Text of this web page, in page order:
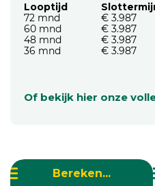
Looptijd
72 mnd
60 mnd
48 mnd
36 mnd
€ 3.987
€ 3.987
€ 3.987
€ 3.987
Of bekijk hier onze
Bereken...